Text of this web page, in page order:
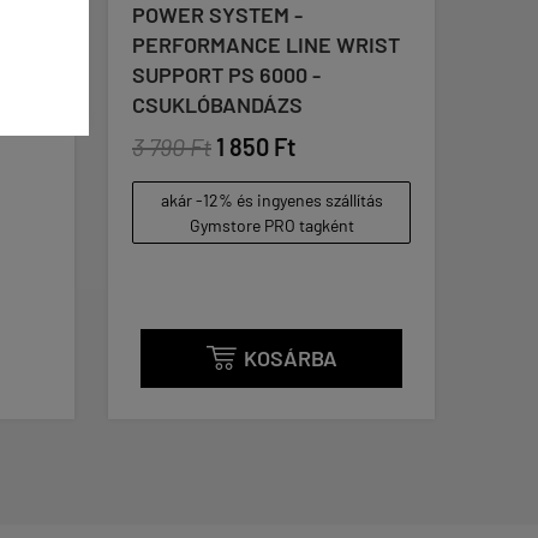
POWER SYSTEM -
PERFORMANCE LINE WRIST
SUPPORT PS 6000 -
CSUKLÓBANDÁZS
3 790 Ft 1 850 Ft
akár -12% és ingyenes szállítás
Gymstore PRO tagként
 KOSÁRBA